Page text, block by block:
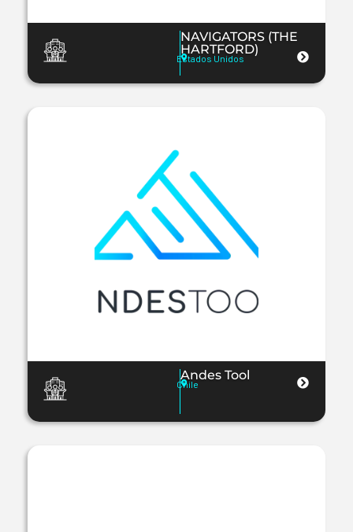
NAVIGATORS (THE
HARTFORD)
Estados Unidos
Andes Tool
Chile